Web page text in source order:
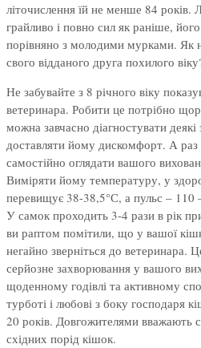
літочислення їй не менше 84 років.
грайливо і повно сил як раніше,
порівняно з молодими мурками. Як
свого відданого друга похилого
Не забувайте з 8 річного віку
ветеринара. Робити це потрібно
можна завчасно діагностувати
доставляти йому дискомфорт. А раз
самостійно оглядати вашого
Виміряти йому температуру, у
перевищує 38-38,5°С, а пульс – 110
У самок проходить 3-4 рази в рік
ви раптом помітили, що у вашої
негайно зверніться до ветеринара.
серйозне захворювання у вашого
щоденному годівлі та активному
турботі і любові з боку господаря
20 років. Довгожителями вважають
східних порід кішок.